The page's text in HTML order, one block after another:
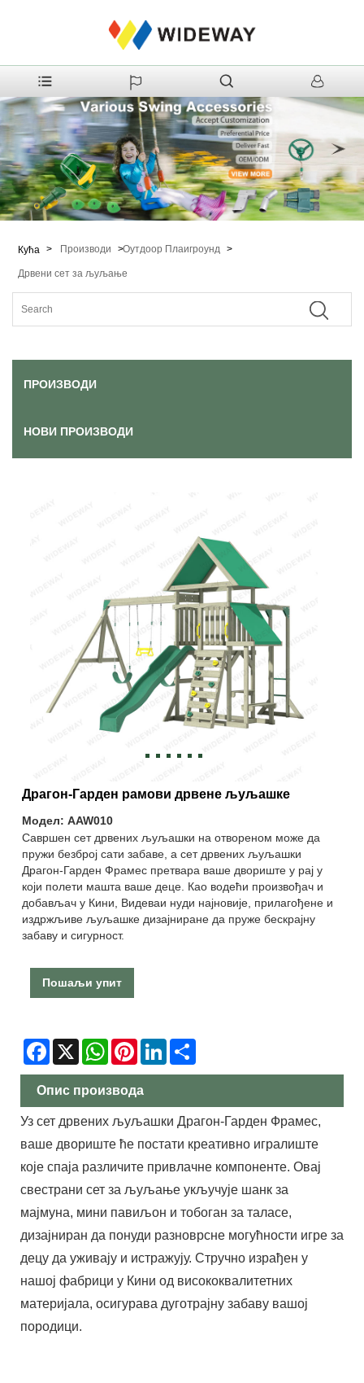
Кућа > Производи >Оутдоор Плаигроунд >
Дрвени сет за љуљање
ПРОИЗВОДИ
НОВИ ПРОИЗВОДИ
Драгон-Гарден рамови дрвене љуљашке
Модел: AAW010
Савршен сет дрвених љуљашки на отвореном може да
пружи безброј сати забаве, а сет дрвених љуљашки
Драгон-Гарден Фрамес претвара ваше двориште у рај у
који полети машта ваше деце. Као водећи произвођач и
добављач у Кини, Видеваи нуди најновије, прилагођене и
издржљиве љуљашке дизајниране да пруже бескрајну
забаву и сигурност.
Пошаљи упит
Facebook
X WhatsApp
PinterestLinkedIn
Опис производа
Уз сет дрвених љуљашки Драгон-Гарден Фрамес,
ваше двориште ће постати креативно игралиште
које спаја различите привлачне компоненте. Овај
свестрани сет за љуљање укључује шанк за
мајмуна, мини павиљон и тобоган за таласе,
дизајниран да понуди разноврсне могућности игре за
децу да уживају и истражују. Стручно израђен у
нашој фабрици у Кини од висококвалитетних
материјала, осигурава дуготрајну забаву вашој
породици.